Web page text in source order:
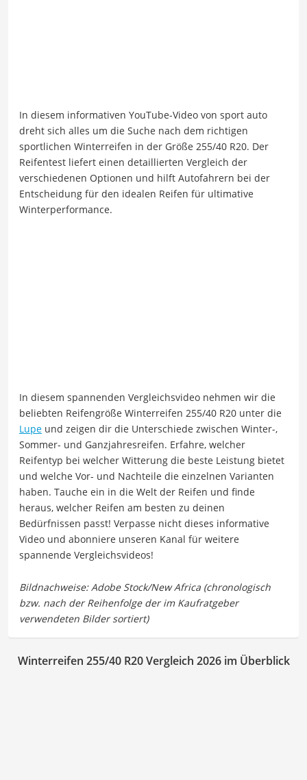
In diesem informativen YouTube-Video von sport auto
dreht sich alles um die Suche nach dem richtigen
sportlichen Winterreifen in der Größe 255/40 R20. Der
Reifentest liefert einen detaillierten Vergleich der
verschiedenen Optionen und hilft Autofahrern bei der
Entscheidung für den idealen Reifen für ultimative
Winterperformance.
In diesem spannenden Vergleichsvideo nehmen wir die
beliebten Reifengröße Winterreifen 255/40 R20 unter die
Lupe und zeigen dir die Unterschiede zwischen Winter-,
Sommer- und Ganzjahresreifen. Erfahre, welcher
Reifentyp bei welcher Witterung die beste Leistung bietet
und welche Vor- und Nachteile die einzelnen Varianten
haben. Tauche ein in die Welt der Reifen und finde
heraus, welcher Reifen am besten zu deinen
Bedürfnissen passt! Verpasse nicht dieses informative
Video und abonniere unseren Kanal für weitere
spannende Vergleichsvideos!
Winterreifen 255/40 R20 Vergleich 2026 im Überblick